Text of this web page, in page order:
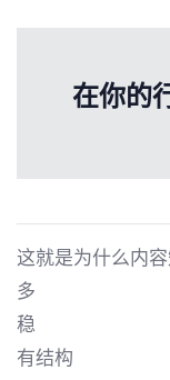
在你的
这就是为什么内容
多
稳
有结构